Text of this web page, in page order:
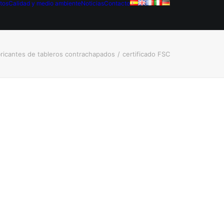
Calidad y medio ambienteNoticiasContacto
de tableros contrachapados certificado FSC